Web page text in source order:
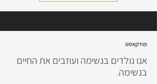
פודקאסט
אנו נולדים בנשימה ועוזבים את החיים
בנשימה.